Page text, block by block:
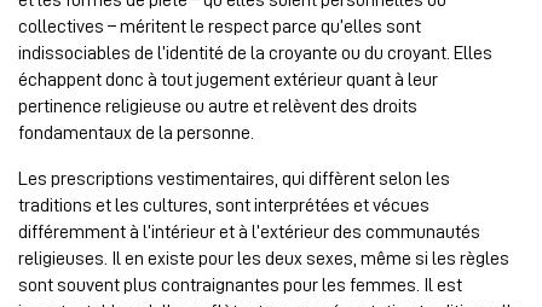
collectives – méritent le respect parce qu’elles sont
indissociables de l’identité de la croyante ou du croyant. Elles
échappent donc à tout jugement extérieur quant à leur
pertinence religieuse ou autre et relèvent des droits
fondamentaux de la personne.
Les prescriptions vestimentaires, qui diffèrent selon les
traditions et les cultures, sont interprétées et vécues
différemment à l’intérieur et à l’extérieur des communautés
religieuses. Il en existe pour les deux sexes, même si les règles
sont souvent plus contraignantes pour les femmes. Il est